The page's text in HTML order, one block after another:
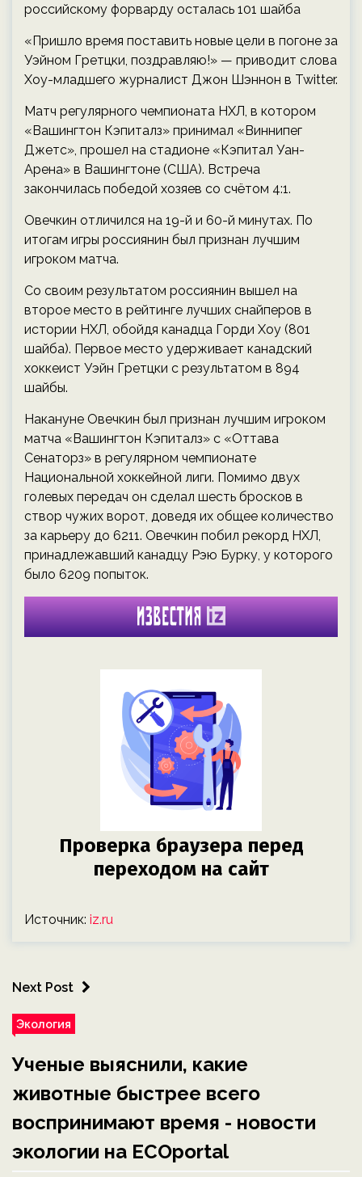
российскому форварду осталась 101 шайба
«Пришло время поставить новые цели в погоне за
Уэйном Гретцки, поздравляю!» — приводит слова
Хоу-младшего журналист Джон Шэннон в Twitter.
Матч регулярного чемпионата НХЛ, в котором
«Вашингтон Кэпиталз» принимал «Виннипег
Джетс», прошел на стадионе «Кэпитал Уан-
Арена» в Вашингтоне (США). Встреча
закончилась победой хозяев со счётом 4:1.
Овечкин отличился на 19-й и 60-й минутах. По
итогам игры россиянин был признан лучшим
игроком матча.
Со своим результатом россиянин вышел на
второе место в рейтинге лучших снайперов в
истории НХЛ, обойдя канадца Горди Хоу (801
шайба). Первое место удерживает канадский
хоккеист Уэйн Гретцки с результатом в 894
шайбы.
Накануне Овечкин был признан лучшим игроком
матча «Вашингтон Кэпиталз» с «Оттава
Сенаторз» в регулярном чемпионате
Национальной хоккейной лиги. Помимо двух
голевых передач он сделал шесть бросков в
створ чужих ворот, доведя их общее количество
за карьеру до 6211. Овечкин побил рекорд НХЛ,
принадлежавший канадцу Рэю Бурку, у которого
было 6209 попыток.
Источник: iz.ru
Next Post
Экология
Ученые выяснили, какие
животные быстрее всего
воспринимают время - новости
экологии на ECOportal